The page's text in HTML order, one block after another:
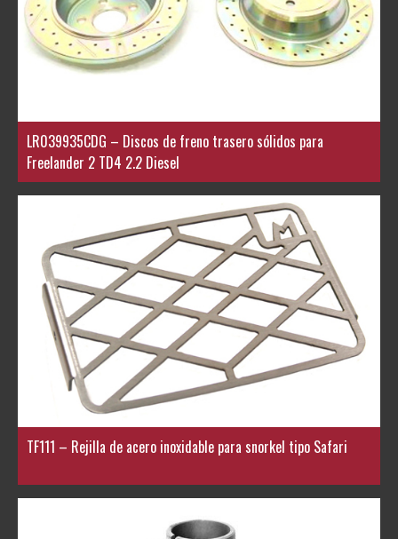
LR039935CDG – Discos de freno trasero sólidos para
Freelander 2 TD4 2.2 Diesel
TF111 – Rejilla de acero inoxidable para snorkel tipo Safari